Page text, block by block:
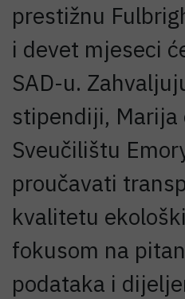
prestižnu
i devet mjeseci
SAD-u.
stipendiji, Marija
Sveučilištu
proučavati
kvalitetu
fokusom na
podataka i